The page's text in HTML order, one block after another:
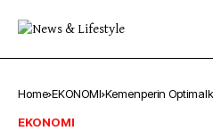
Home EKONOMI Kemenperin
EKONOMI